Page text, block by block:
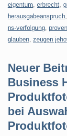
eigentum erbrecht
herausgabeanspruch
ns-verfolgung
glauben zeugen
Neuer
Business
bei